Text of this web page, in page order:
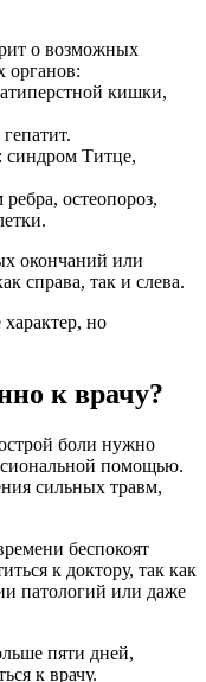
о возможных
органов:
кишки,
синдром Титце,
остеопороз,
окончаний или
справа, так и слева.
но
к врачу?
боли нужно
помощью.
сильных травм,
беспокоят
к доктору, так как
патологий или даже
пяти дней,
к врачу.